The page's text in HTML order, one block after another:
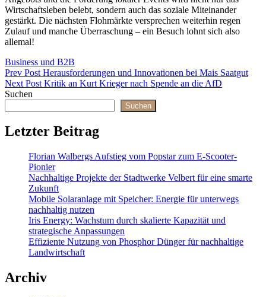
Wirtschaftsleben belebt, sondern auch das soziale Miteinander
gestärkt. Die nächsten Flohmärkte versprechen weiterhin regen
Zulauf und manche Überraschung – ein Besuch lohnt sich also
allemal!
Categories
Business und B2B
Beitragsnavigation
Previous
Post
Prev Post Herausforderungen und Innovationen bei Mais Saatgut
Next
Post
Next Post Kritik an Kurt Krieger nach Spende an die AfD
Suchen
Suchen
Letzter Beitrag
Florian Walbergs Aufstieg vom Popstar zum E-Scooter-
Pionier
Nachhaltige Projekte der Stadtwerke Velbert für eine smarte
Zukunft
Mobile Solaranlage mit Speicher: Energie für unterwegs
nachhaltig nutzen
Iris Energy: Wachstum durch skalierte Kapazität und
strategische Anpassungen
Effiziente Nutzung von Phosphor Dünger für nachhaltige
Landwirtschaft
Archiv